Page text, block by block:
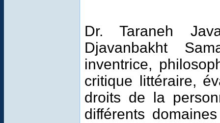
Dr. Taraneh
Djavanbakht
inventrice,
critique littéraire,
droits de la
différents